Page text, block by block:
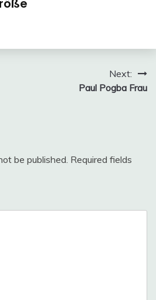
Next:
Paul Pogba Frau
be published. Required fields